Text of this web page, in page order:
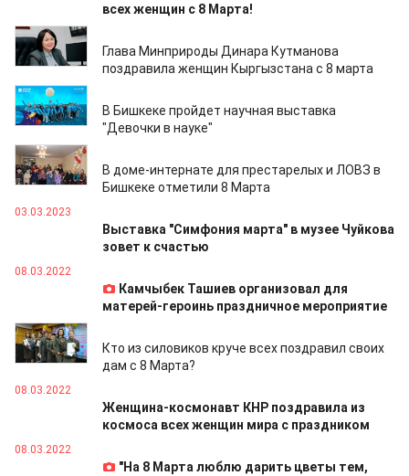
всех женщин с 8 Марта!
08.03.2023
Глава Минприроды Динара Кутманова
поздравила женщин Кыргызстана с 8 марта
07.03.2023
В Бишкеке пройдет научная выставка
"Девочки в науке"
07.03.2023
В доме-интернате для престарелых и ЛОВЗ в
Бишкеке отметили 8 Марта
03.03.2023
Выставка "Симфония марта" в музее Чуйкова
зовет к счастью
08.03.2022
Камчыбек Ташиев организовал для
матерей-героинь праздничное мероприятие
08.03.2022
Кто из силовиков круче всех поздравил своих
дам с 8 Марта?
08.03.2022
Женщина-космонавт КНР поздравила из
космоса всех женщин мира с праздником
08.03.2022
"На 8 Марта люблю дарить цветы тем,